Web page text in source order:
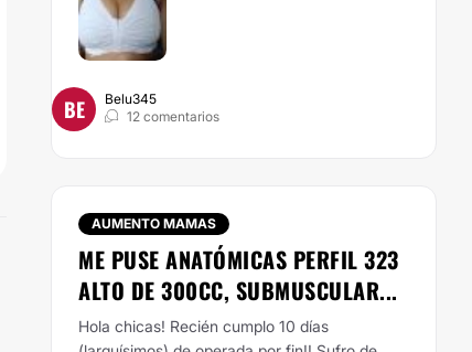
BE
Belu345
12 comentarios
AUMENTO MAMAS
ME PUSE ANATÓMICAS PERFIL 323
ALTO DE 300CC, SUBMUSCULAR...
Hola chicas! Recién cumplo 10 días